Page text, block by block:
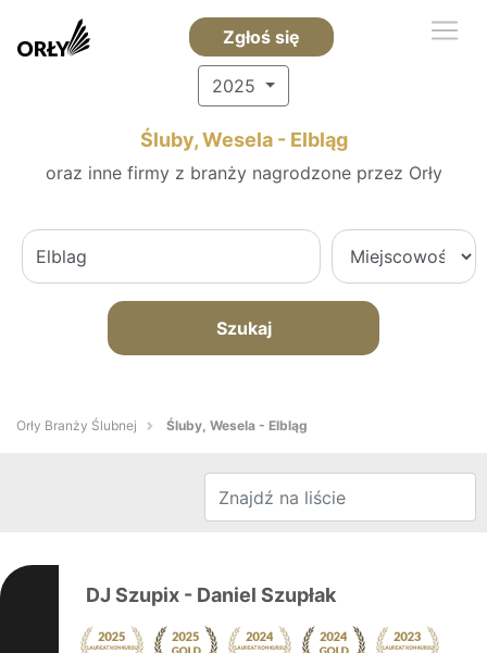
Zgłoś się
2025
Śluby, Wesela - Elbląg
oraz inne firmy z branży nagrodzone przez Orły
Szukaj
Orły Branży Ślubnej Śluby, Wesela - Elbląg
DJ Szupix - Daniel Szupłak